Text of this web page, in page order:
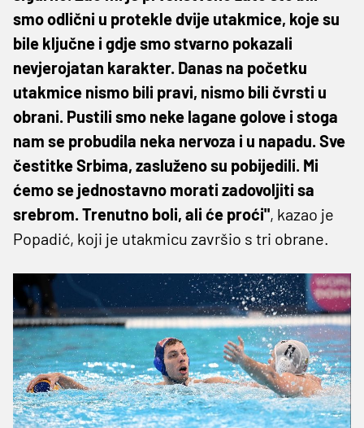
smo odlični u protekle dvije utakmice, koje su
bile ključne i gdje smo stvarno pokazali
nevjerojatan karakter. Danas na početku
utakmice nismo bili pravi, nismo bili čvrsti u
obrani. Pustili smo neke lagane golove i stoga
nam se probudila neka nervoza i u napadu. Sve
čestitke Srbima, zasluženo su pobijedili. Mi
ćemo se jednostavno morati zadovoljiti sa
srebrom. Trenutno boli, ali će proći", kazao je
Popadić, koji je utakmicu završio s tri obrane.